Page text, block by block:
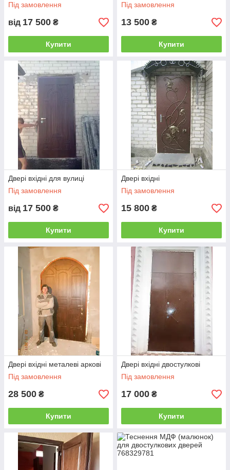
Під замовлення
від 17 500 ₴
Купити
Під замовлення
13 500 ₴
Купити
Двері вхідні для вулиці
Під замовлення
від 17 500 ₴
Купити
Двері вхідні
Під замовлення
15 800 ₴
Купити
Двері вхідні металеві аркові
Під замовлення
28 500 ₴
Купити
Двері вхідні двостулкові
Під замовлення
17 000 ₴
Купити